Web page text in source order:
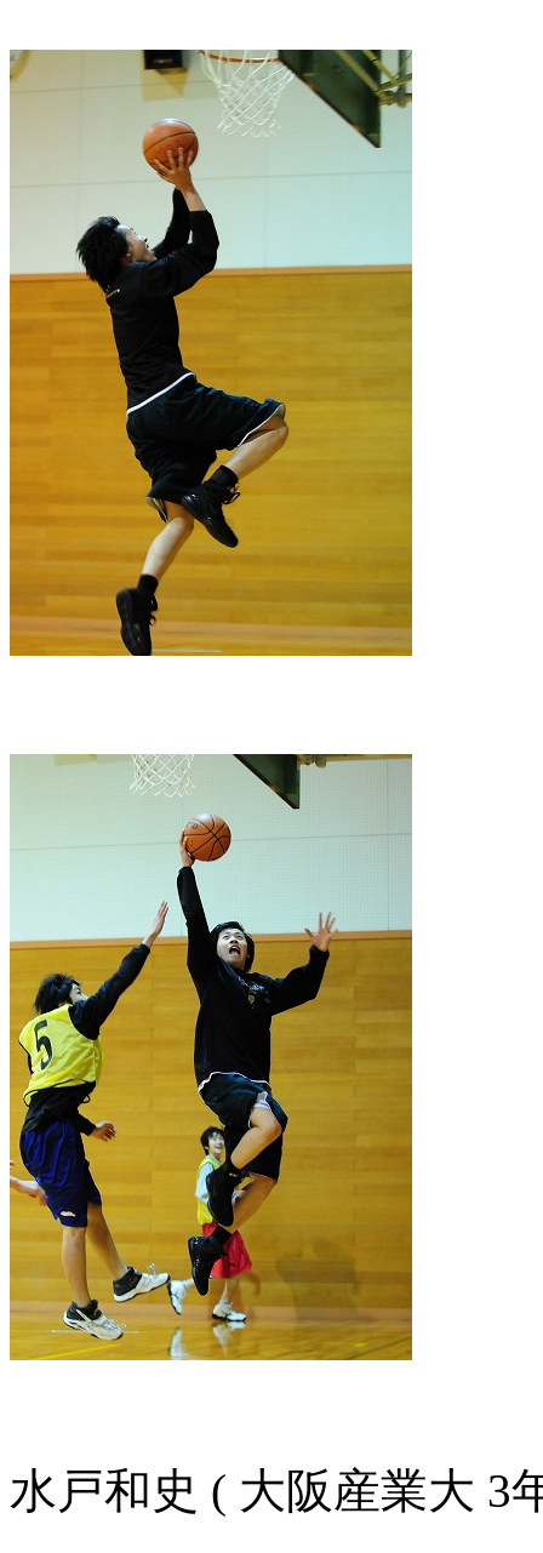
水戸和史 ( 大阪産業大 3